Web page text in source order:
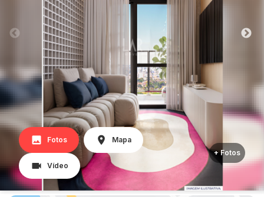
Fotos Mapa
Vídeo
+ Fotos